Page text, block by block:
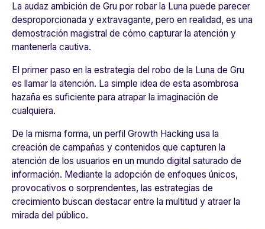
La audaz ambición de Gru por robar la Luna puede parecer
desproporcionada y extravagante, pero en realidad, es una
demostración magistral de cómo capturar la atención y
mantenerla cautiva.
El primer paso en la estrategia del robo de la Luna de Gru
es llamar la atención. La simple idea de esta asombrosa
hazaña es suficiente para atrapar la imaginación de
cualquiera.
De la misma forma, un perfil Growth Hacking usa la
creación de campañas y contenidos que capturen la
atención de los usuarios en un mundo digital saturado de
información. Mediante la adopción de enfoques únicos,
provocativos o sorprendentes, las estrategias de
crecimiento buscan destacar entre la multitud y atraer la
mirada del público.